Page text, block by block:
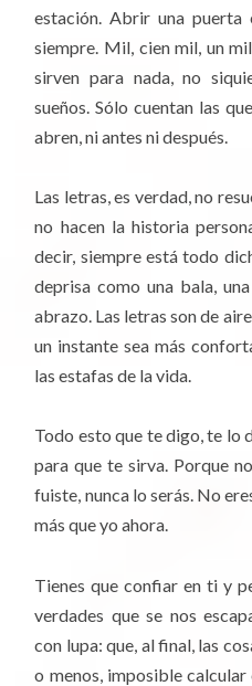
estación. Abrir una
siempre. Mil, cien mil, un
sirven para nada, no
sueños. Sólo cuentan las
abren, ni antes ni después.
Las letras, es verdad, no
no hacen la historia
decir, siempre está todo
deprisa como una bala,
abrazo. Las letras son de
un instante sea más
las estafas de la vida.
Todo esto que te digo, te lo
para que te sirva. Porque
fuiste, nunca lo serás. No
más que yo ahora.
Tienes que confiar en ti y
verdades que se nos
con lupa: que, al final, las
o menos, imposible